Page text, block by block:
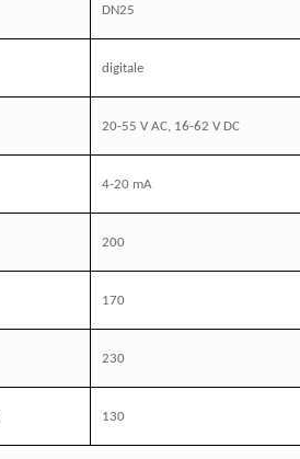
DN25
digitale
20-55 V AC, 16-62 V DC
4-20 mA
200
170
230
130